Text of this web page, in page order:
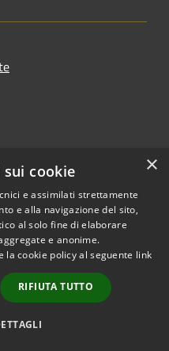
Copyright © 2026 • Comune di
Municipium•
Accesso
redazione
×
cookie
e assimilati strettamente
e alla navigazione del sito,
al solo fine di elaborare
e anonime.
la cookie policy al seguente link
RIFIUTA TUTTO